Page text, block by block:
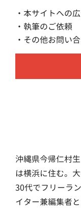
・本サイトへの
・執筆のご依頼
・その他お問い
沖縄県今帰仁村
は横浜に住む。
30代でフリーラ
イター兼編集者